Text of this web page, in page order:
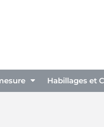
Habillages et